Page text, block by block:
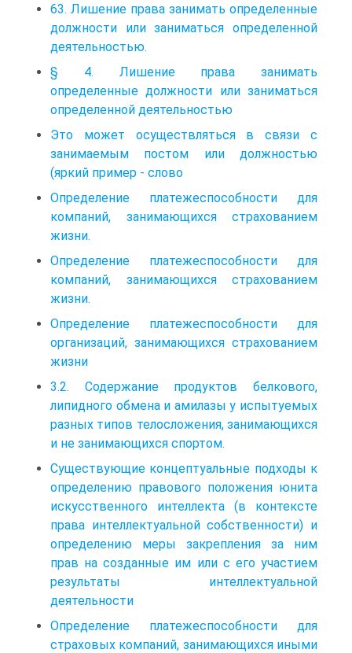
63. Лишение права занимать определенные
должности или заниматься определенной
деятельностью.
§ 4. Лишение права занимать
определенные должности или заниматься
определенной деятельностью
Это может осуществляться в связи с
занимаемым постом или должностью
(яркий пример - слово
Определение платежеспособности для
компаний, занимающихся страхованием
жизни.
Определение платежеспособности для
компаний, занимающихся страхованием
жизни.
Определение платежеспособности для
организаций, занимающихся страхованием
жизни
3.2. Содержание продуктов белкового,
липидного об­мена и амилазы у испытуемых
разных типов телосложения, занимающихся
и не занимающихся спортом.
Существующие концептуальные подходы к
определению правового положения юнита
искусственного интеллекта (в контексте
права интеллектуальной собственности) и
определению меры закрепления за ним
прав на созданные им или с его участием
результаты интеллектуальной
деятельности
Определение платежеспособности для
страховых компаний, занимающихся иными